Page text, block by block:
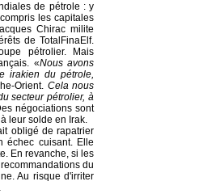
de pétrole : y
les capitales
Chirac milite
de TotalFinaElf.
pétrolier. Mais
«Nous avons
irakien du pétrole,
Orient. Cela nous
secteur pétrolier, à
négociations sont
leur solde en Irak.
obligé de rapatrier
échec cuisant. Elle
En revanche, si les
du
Au risque d'irriter